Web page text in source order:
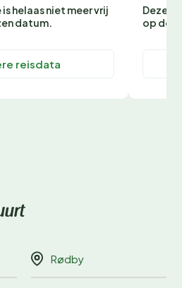
helaas niet meer vrij
datum.
reisdata
Deze
op de
Rødby